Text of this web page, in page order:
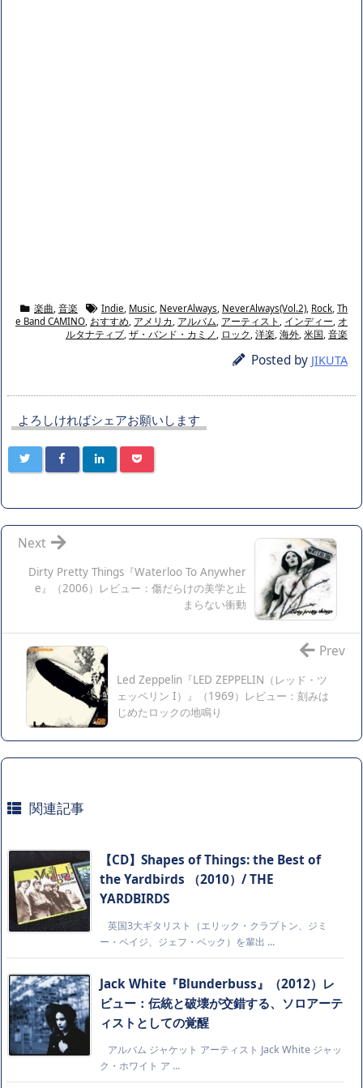
楽曲, 音楽 Indie, Music, NeverAlways, NeverAlways(Vol.2), Rock, Th
e Band CAMINO, おすすめ, アメリカ , アルバム, アーティスト , インディー, オ
ルタナティブ, ザ・バンド・カミノ , ロック , 洋楽, 海外, 米国, 音楽
Posted by JIKUTA
よろしければシェアお願いします
Dirty Pretty Things『Waterloo To Anywher
e』（2006）レビュー：傷だらけの美学と止
まらない衝動
Next
Led Zeppelin『LED ZEPPELIN（レッド・ツ
ェッペリン I）』（1969）レビュー：刻みは
じめたロックの地鳴り
Prev
関連記事
【CD】Shapes of Things: the Best of
the Yardbirds （2010）/ THE
YARDBIRDS
英国3大ギタリスト（エリック・クラプトン、ジミ
ー・ペイジ、ジェフ・ベック）を輩出 ...
Jack White『Blunderbuss』（2012）レ
ビュー：伝統と破壊が交錯する、ソロアーテ
ィストとしての覚醒
アルバム ジャケット アーティスト Jack White ジャッ
ク・ホワイト ア ...